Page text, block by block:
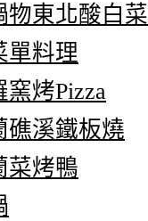
物東北酸白菜
單料理
烤Pizza
礁溪鐵板燒
菜烤鴨